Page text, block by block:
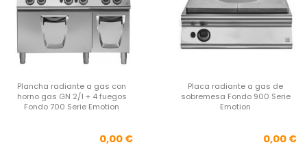
Plancha radiante a gas con
horno gas GN 2/1 + 4 fuegos
Fondo 700 Serie Emotion
Precio
0,00 €
Placa radiante a gas de
sobremesa Fondo 900 Serie
Emotion
0,00 €